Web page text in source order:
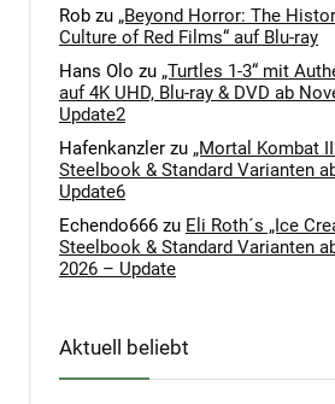
Rob zu „Beyond Horror: The
Culture of Red Films“ auf Blu-ray
Hans Olo zu „Turtles 1-3“ mit
auf 4K UHD, Blu-ray & DVD ab
Update2
Hafenkanzler zu „Mortal Kombat
Steelbook & Standard Varianten
Update6
Echendo666 zu Eli Roth´s „Ice
Steelbook & Standard Varianten
2026 – Update
Aktuell beliebt